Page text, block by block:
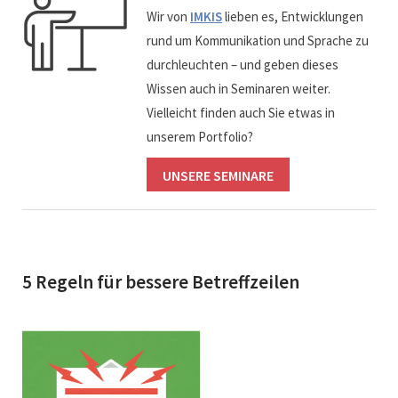
Wir von IMKISlieben es, Entwicklungen
rund um Kommunikation und Sprache zu
durchleuchten – und geben dieses
Wissen auch in Seminaren weiter.
Vielleicht finden auch Sie etwas in
unserem Portfolio?
UNSERE SEMINARE
5 Regeln für bessere Betreffzeilen